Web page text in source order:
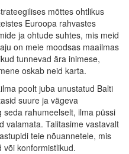
mõttes ohtlikus
Euroopa rahvastes
ja ohtude suhtes, mis meid
on meie moodsas maailmas
tunnevad ära inimese,
oskab neid karta.
poolt juba unustatud Balti
suure ja vägeva
seda rahumeelselt, ilma püssi
valamata. Talitasime vastavalt
teie nõuannetele, mis
või konformistlikud.